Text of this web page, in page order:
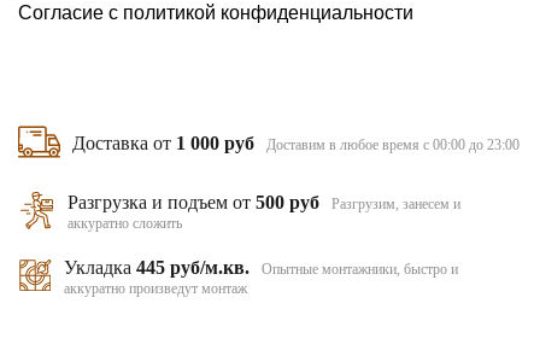
Согласие с политикой конфиденциальности
Доставка от 1 000 руб Доставим в любое время с 00:00 до 23:00
Разгрузка и подъем от500 руб
Разгрузим, занесем и
аккуратно сложить
Укладка 445 руб/м.кв.
Опытные монтажники, быстро и
аккуратно произведут монтаж